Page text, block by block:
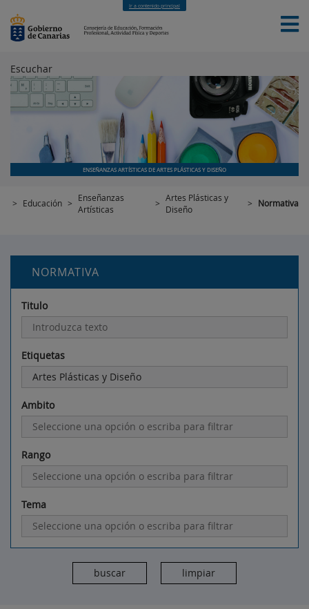
Ir a contenido principal
EDUCACIÓN
FORMACIÓN PROFESIONAL
CUALIFICACIONES PROFESIONALES
DEPORTES
CONTACTO
[INTRANET]
Escuchar
ENSEÑANZAS ARTÍSTICAS DE ARTES PLÁSTICAS Y DISEÑO
> Educación >
Enseñanzas
Artísticas
> Artes Plásticas y
Diseño
> Normativa
NORMATIVA
Titulo
Etiquetas
Ambito
Rango
Tema